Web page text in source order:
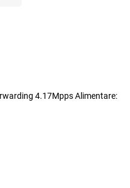
4.17Mpps Alimentare: